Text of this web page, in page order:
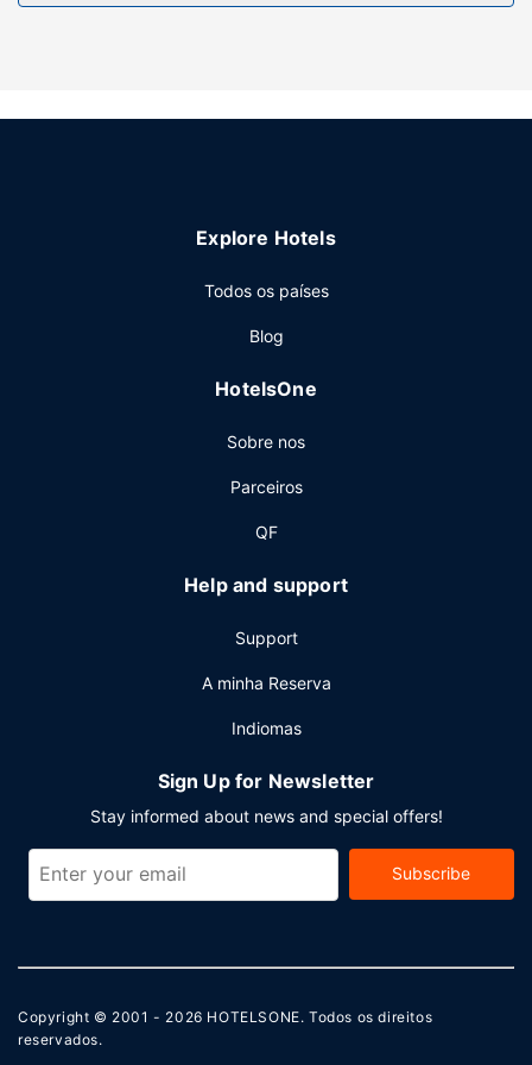
serviços de concierge e uma sala de estar comum são
Este aparthotel dispõe de uma loja de conveniência.
leque de comodidades oferecidas por Este aparthotel. Há
Explore Hotels
Todos os países
Blog
HotelsOne
Sobre nos
Parceiros
QF
Help and support
Support
A minha Reserva
Indiomas
Sign Up for Newsletter
Stay informed about news and special offers!
Subscribe
Copyright © 2001 - 2026 HOTELSONE. Todos os direitos
reservados.